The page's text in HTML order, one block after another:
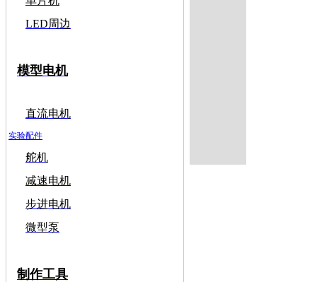
LED周边
模型电机
直流电机
实验配件
舵机
减速电机
步进电机
微型泵
制作工具